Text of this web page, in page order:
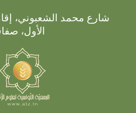
شارع محمد الشعبوني،
الأول،